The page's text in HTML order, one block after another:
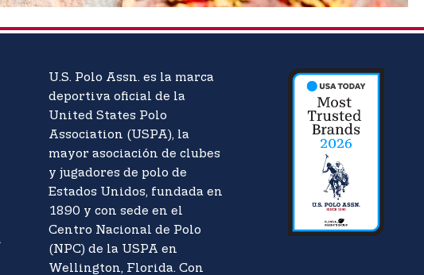
U.S. Polo Assn. es la marca
deportiva oficial de la
United States Polo
Association (USPA), la
mayor asociación de clubes
y jugadores de polo de
Estados Unidos, fundada en
1890 y con sede en el
Centro Nacional de Polo
(NPC) de la USPA en
Wellington, Florida. Con